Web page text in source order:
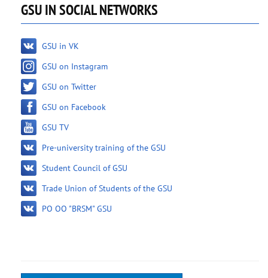
GSU IN SOCIAL NETWORKS
GSU in VK
GSU on Instagram
GSU on Twitter
GSU on Facebook
GSU TV
Pre-university training of the GSU
Student Council of GSU
Trade Union of Students of the GSU
PO OO "BRSM" GSU